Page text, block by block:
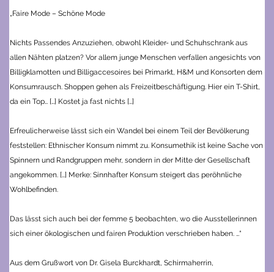
„Faire Mode – Schöne Mode
Nichts Passendes Anzuziehen, obwohl Kleider- und Schuhschrank aus
allen Nähten platzen? Vor allem junge Menschen verfallen angesichts von
Billigklamotten und Billigaccesoires bei Primarkt, H&M und Konsorten dem
Konsumrausch. Shoppen gehen als Freizeitbeschäftigung. Hier ein T-Shirt,
da ein Top… […] Kostet ja fast nichts […]
Erfreulicherweise lässt sich ein Wandel bei einem Teil der Bevölkerung
feststellen: Ethnischer Konsum nimmt zu. Konsumethik ist keine Sache von
Spinnern und Randgruppen mehr, sondern in der Mitte der Gesellschaft
angekommen. […] Merke: Sinnhafter Konsum steigert das peröhnliche
Wohlbefinden.
Das lässt sich auch bei der femme 5 beobachten, wo die Ausstellerinnen
sich einer ökologischen und fairen Produktion verschrieben haben. …“
Aus dem Grußwort von Dr. Gisela Burckhardt, Schirmaherrin,